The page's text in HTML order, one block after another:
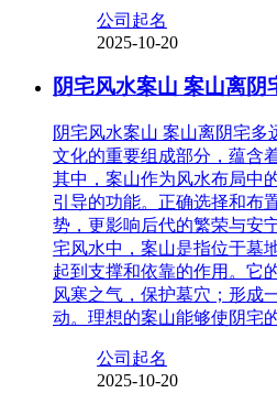
公司起名
2025-10-20
阴宅风水案山 案山离阴
阴宅风水案山 案山离阴宅
文化的重要组成部分，蕴含
其中，案山作为风水布局中
引导的功能。正确选择和布
势，更影响后代的繁荣与安
宅风水中，案山是指位于墓
起到支撑和依靠的作用。它
风寒之气，保护墓穴；形成
动。理想的案山能够使阴宅
公司起名
2025-10-20